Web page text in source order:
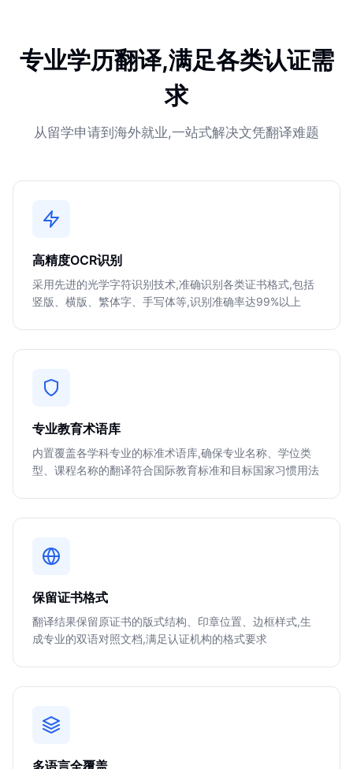
专业学历翻译,满足各类认证需
求
从留学申请到海外就业,一站式解决文凭翻译难题
高精度OCR识别
采用先进的光学字符识别技术,准确识别各类证书格式,包括
竖版、横版、繁体字、手写体等,识别准确率达99%以上
专业教育术语库
内置覆盖各学科专业的标准术语库,确保专业名称、学位类
型、课程名称的翻译符合国际教育标准和目标国家习惯用法
保留证书格式
翻译结果保留原证书的版式结构、印章位置、边框样式,生
成专业的双语对照文档,满足认证机构的格式要求
多语言全覆盖